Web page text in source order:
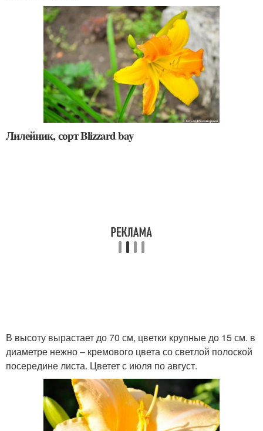
Лилейник, сорт Blizzard bay
В высоту вырастает до 70 см, цветки крупные до 15 см. в
диаметре нежно – кремового цвета со светлой полоской
посередине листа. Цветет с июля по август.